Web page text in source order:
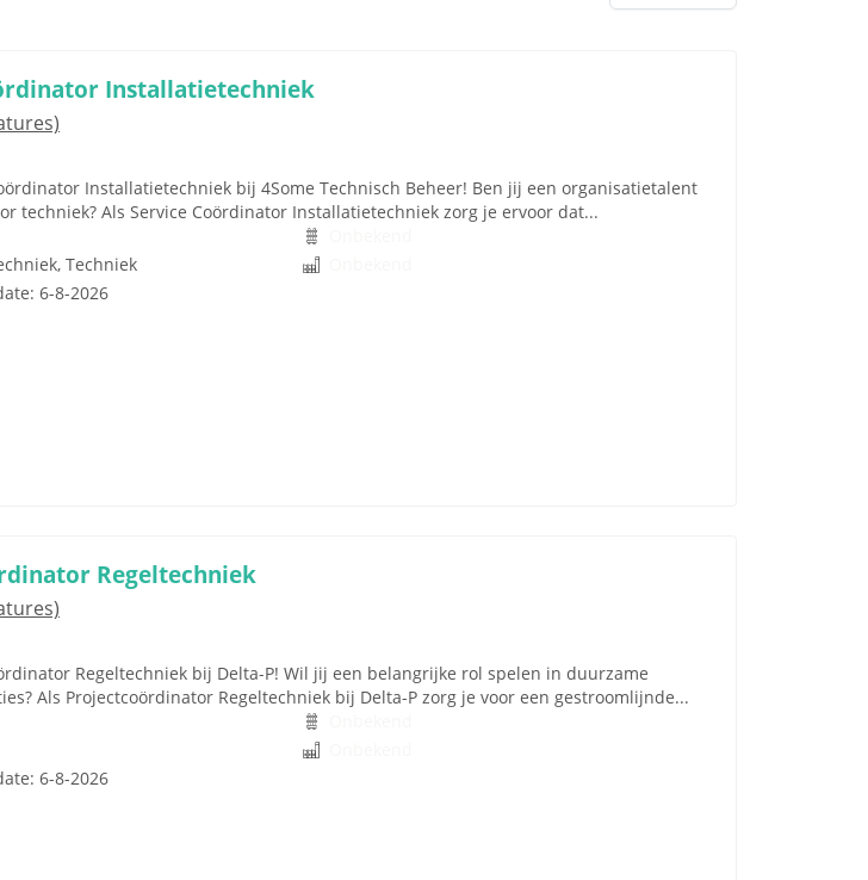
Installatietechniek
Installatietechniek bij 4Some Technisch Beheer! Ben jij een organisatietalent
techniek? Als Service Coördinator Installatietechniek zorg je ervoor dat...
Techniek
6-8-2026
Regeltechniek
Regeltechniek bij Delta-P! Wil jij een belangrijke rol spelen in duurzame
Als Projectcoördinator Regeltechniek bij Delta-P zorg je voor een gestroomlijnde...
6-8-2026